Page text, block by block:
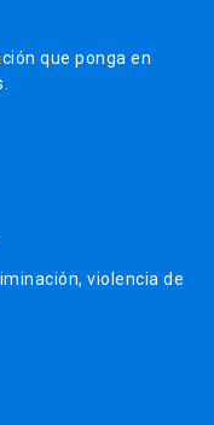
que ponga en
violencia de